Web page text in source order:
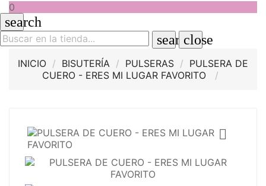
0
search
searchclose
INICIO BISUTERÍA PULSERAS
PULSERA DE
CUERO - ERES MI LUGAR FAVORITO
